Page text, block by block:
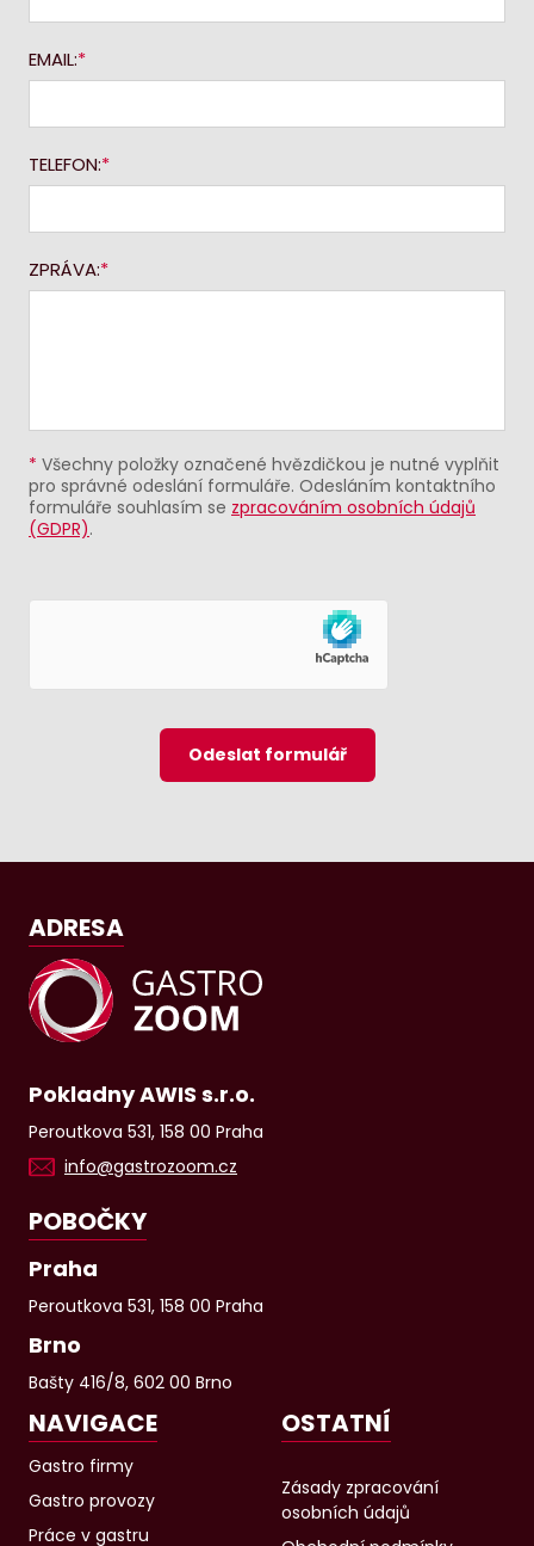
EMAIL:
TELEFON:
ZPRÁVA:
* Všechny položky označené hvězdičkou je nutné vyplňit
pro správné odeslání formuláře. Odesláním kontaktního
formuláře souhlasím se zpracováním osobních údajů
(GDPR).
Odeslat formulář
ADRESA
Pokladny AWIS s.r.o.
Peroutkova 531, 158 00 Praha
info@gastrozoom.cz
POBOČKY
Praha
Peroutkova 531, 158 00 Praha
Brno
Bašty 416/8, 602 00 Brno
NAVIGACE
Gastro firmy
Gastro provozy
Práce v gastru
OSTATNÍ
Zásady zpracování
osobních údajů